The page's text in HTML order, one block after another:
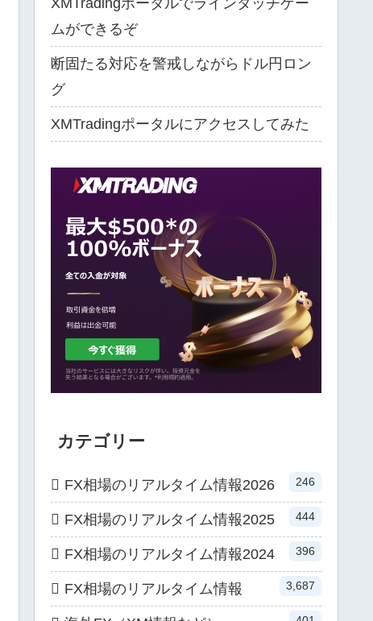
ムができるぞ
断固たる対応を警戒しながらドル円ロン
グ
XMTradingポータルにアクセスしてみた
カテゴリー
FX相場のリアルタイム情報2026 246
FX相場のリアルタイム情報2025 444
FX相場のリアルタイム情報2024 396
FX相場のリアルタイム情報 3,687